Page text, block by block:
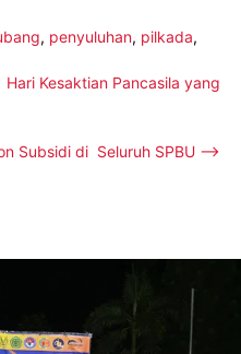
, penyuluhan, pilkada,
Kesaktian Pancasila yang
Subsidi di Seluruh SPBU ⟶